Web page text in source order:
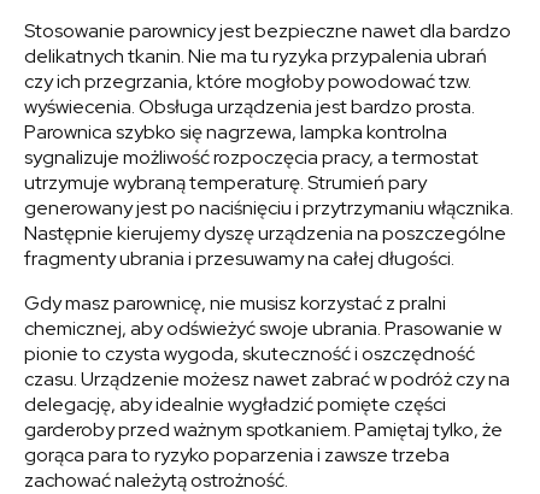
Stosowanie parownicy jest bezpieczne nawet dla bardzo
delikatnych tkanin. Nie ma tu ryzyka przypalenia ubrań
czy ich przegrzania, które mogłoby powodować tzw.
wyświecenia. Obsługa urządzenia jest bardzo prosta.
Parownica szybko się nagrzewa, lampka kontrolna
sygnalizuje możliwość rozpoczęcia pracy, a termostat
utrzymuje wybraną temperaturę. Strumień pary
generowany jest po naciśnięciu i przytrzymaniu włącznika.
Następnie kierujemy dyszę urządzenia na poszczególne
fragmenty ubrania i przesuwamy na całej długości.
Gdy masz parownicę, nie musisz korzystać z pralni
chemicznej, aby odświeżyć swoje ubrania. Prasowanie w
pionie to czysta wygoda, skuteczność i oszczędność
czasu. Urządzenie możesz nawet zabrać w podróż czy na
delegację, aby idealnie wygładzić pomięte części
garderoby przed ważnym spotkaniem. Pamiętaj tylko, że
gorąca para to ryzyko poparzenia i zawsze trzeba
zachować należytą ostrożność.